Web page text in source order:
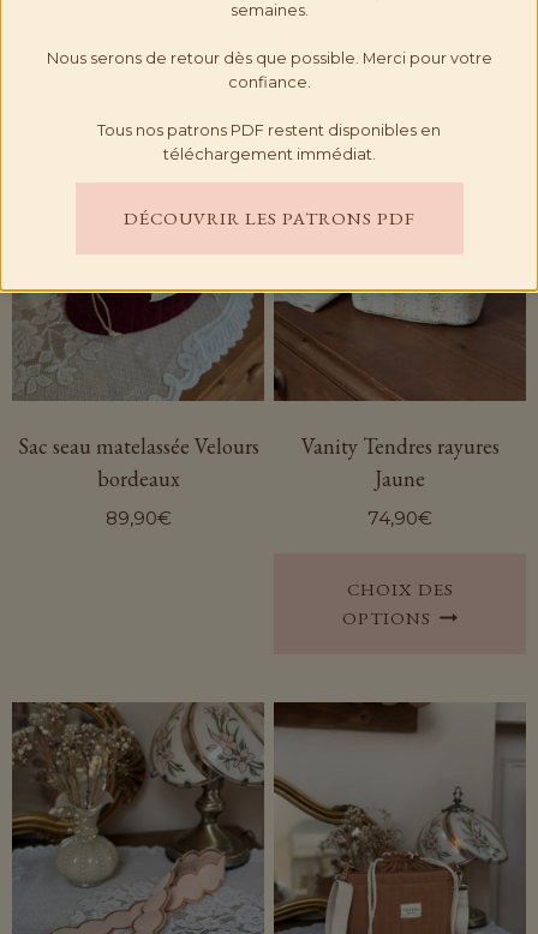
PRODUITS SIMILAIRES
Sac seau matelassée Velours
bordeaux
89,90€
Vanity Tendres rayures
Jaune
74,90€
CHOIX DES
OPTIONS
semaines.
Nous serons de retour dès que possible. Merci pour votre
confiance.
Tous nos patrons PDF restent disponibles en
téléchargement immédiat.
DÉCOUVRIR LES PATRONS PDF